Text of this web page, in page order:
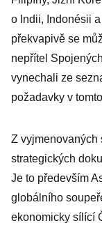
o Indii, Indonésii
překvapivě se
nepřítel
vynechali ze
požadavky v
Z vyjmenovaných
strategických
Je to především
globálního
ekonomicky sílící